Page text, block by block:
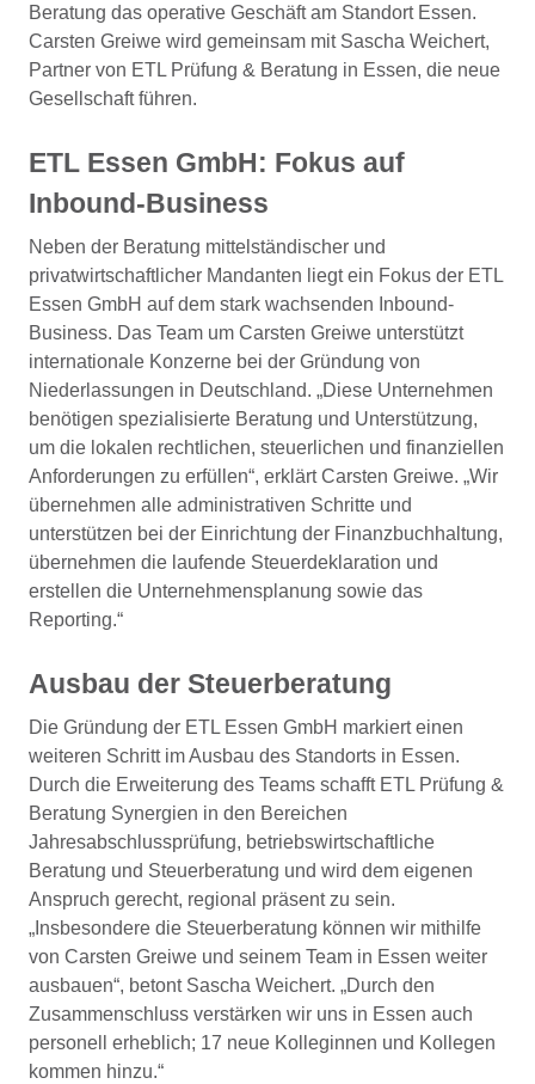
Beratung das operative Geschäft am Standort Essen.
Carsten Greiwe wird gemeinsam mit Sascha Weichert,
Partner von ETL Prüfung & Beratung in Essen, die neue
Gesellschaft führen.
ETL Essen GmbH: Fokus auf
Inbound-Business
Neben der Beratung mittelständischer und
privatwirtschaftlicher Mandanten liegt ein Fokus der ETL
Essen GmbH auf dem stark wachsenden Inbound-
Business. Das Team um Carsten Greiwe unterstützt
internationale Konzerne bei der Gründung von
Niederlassungen in Deutschland. „Diese Unternehmen
benötigen spezialisierte Beratung und Unterstützung,
um die lokalen rechtlichen, steuerlichen und finanziellen
Anforderungen zu erfüllen“, erklärt Carsten Greiwe. „Wir
übernehmen alle administrativen Schritte und
unterstützen bei der Einrichtung der Finanzbuchhaltung,
übernehmen die laufende Steuerdeklaration und
erstellen die Unternehmensplanung sowie das
Reporting.“
Ausbau der Steuerberatung
Die Gründung der ETL Essen GmbH markiert einen
weiteren Schritt im Ausbau des Standorts in Essen.
Durch die Erweiterung des Teams schafft ETL Prüfung &
Beratung Synergien in den Bereichen
Jahresabschlussprüfung, betriebswirtschaftliche
Beratung und Steuerberatung und wird dem eigenen
Anspruch gerecht, regional präsent zu sein.
„Insbesondere die Steuerberatung können wir mithilfe
von Carsten Greiwe und seinem Team in Essen weiter
ausbauen“, betont Sascha Weichert. „Durch den
Zusammenschluss verstärken wir uns in Essen auch
personell erheblich; 17 neue Kolleginnen und Kollegen
kommen hinzu.“